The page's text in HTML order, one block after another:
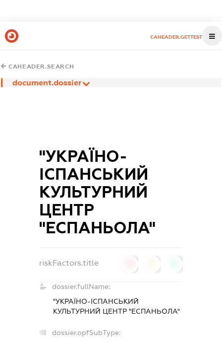
CAHEADER.GETTEST
CAHEADER.SEARCH
document.dossier
"УКРАЇНО-
ІСПАНСЬКИЙ
КУЛЬТУРНИЙ
ЦЕНТР
"ЕСПАНЬОЛА"
riskFactors.title
dossier.fullName:
"УКРАЇНО-ІСПАНСЬКИЙ
КУЛЬТУРНИЙ ЦЕНТР "ЕСПАНЬОЛА"
dossier.opfSubType: